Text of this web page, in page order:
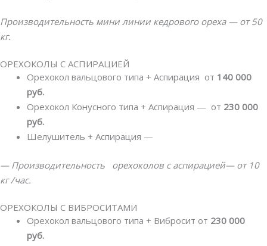
Производительность мини линии кедрового ореха — от 50
кг.
ОРЕХОКОЛЫ С АСПИРАЦИЕЙ
Орехокол вальцового типа + Аспирация от 140 000
руб.
Орехокол Конусного типа + Аспирация — от 230 000
руб.
Шелушитель + Аспирация —
— Производительность орехоколов с аспирацией— от 10
кг /час.
ОРЕХОКОЛЫ С ВИБРОСИТАМИ
Орехокол вальцового типа + Вибросит от 230 000
руб.